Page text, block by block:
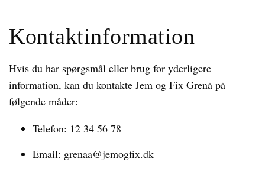
Kontaktinformation
Hvis du har spørgsmål eller brug for yderligere
information, kan du kontakte Jem og Fix Grenå på
følgende måder:
Telefon: 12 34 56 78
Email: grenaa@jemogfix.dk